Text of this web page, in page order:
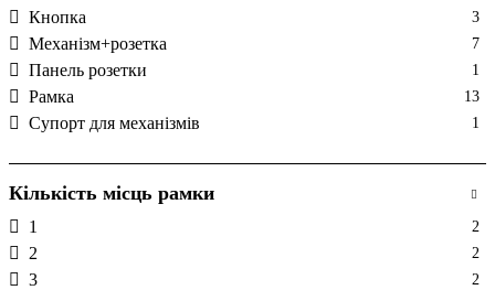
Кнопка 3
Механізм+розетка 7
Панель розетки 1
Рамка 13
Супорт для механізмів 1
Кількість місць рамки
1 2
2 2
3 2